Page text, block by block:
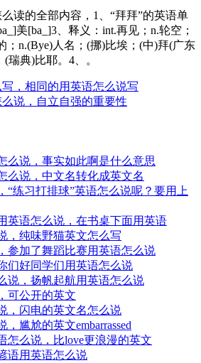
读的全部内容，1、“拜拜”的英语单
美[ba_]3、释义：int.再见；n.轮空；
；n.(Bye)人名；(挪)比埃；(中)拜(广东
瑞典)比耶。4、。
，相同的用英语怎么说写
说，自立自强的重要性
么说，事实如此啊是什么意思
么说，中文名转化成英文名
“练习打排球”英语怎么说呢？要用上
英语怎么说，在书桌下面用英语
，纯味野猫英文怎么写
参加了舞蹈比赛用英语怎么说
们好同学们用英语怎么说
说，扬帆起航用英语怎么说
可公开的英文
，闪电的英文名怎么说
尴尬的英文embarrassed
怎么说，比love更浪漫的英文
语用英语怎么说